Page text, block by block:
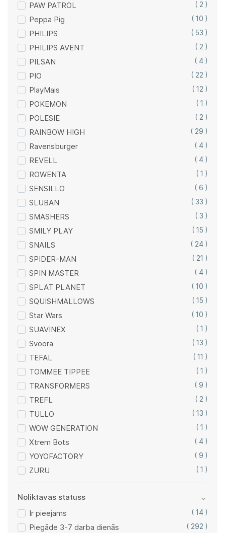
PAW PATROL ( 2 )
Peppa Pig ( 10 )
PHILIPS ( 53 )
PHILIPS AVENT ( 2 )
PILSAN ( 4 )
PIO ( 22 )
PlayMais ( 12 )
POKEMON ( 1 )
POLESIE ( 2 )
RAINBOW HIGH ( 29 )
Ravensburger ( 4 )
REVELL ( 4 )
ROWENTA ( 1 )
SENSILLO ( 6 )
SLUBAN ( 33 )
SMASHERS ( 3 )
SMILY PLAY ( 15 )
SNAILS ( 24 )
SPIDER-MAN ( 21 )
SPIN MASTER ( 4 )
SPLAT PLANET ( 10 )
SQUISHMALLOWS ( 15 )
Star Wars ( 10 )
SUAVINEX ( 1 )
Svoora ( 13 )
TEFAL ( 11 )
TOMMEE TIPPEE ( 1 )
TRANSFORMERS ( 9 )
TREFL ( 2 )
TULLO ( 13 )
WOW GENERATION ( 1 )
Xtrem Bots ( 4 )
YOYOFACTORY ( 9 )
ZURU ( 1 )
Noliktavas statuss
Ir pieejams
( 14 )
Piegāde 3-7 darba dienās ( 292 )